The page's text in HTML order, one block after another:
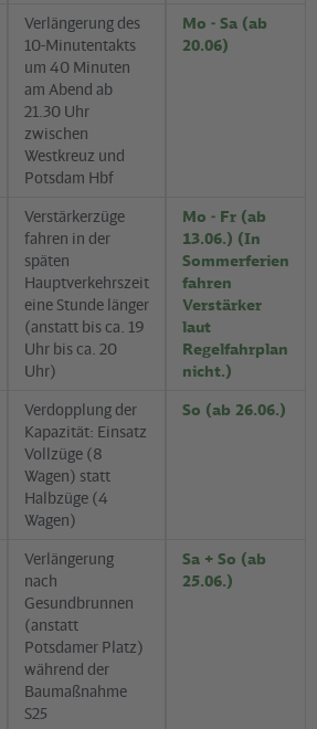
Verlängerung des
10-Minutentakts
um 40 Minuten
am Abend ab
21.30 Uhr
zwischen
Westkreuz und
Potsdam Hbf
Mo - Sa (ab
20.06)
Verstärkerzüge
fahren in der
späten
Hauptverkehrszeit
eine Stunde länger
(anstatt bis ca. 19
Uhr bis ca. 20
Uhr)
Mo - Fr (ab
13.06.) (In
Sommerferien
fahren
Verstärker
laut
Regelfahrplan
nicht.)
Verdopplung der
Kapazität: Einsatz
Vollzüge (8
Wagen) statt
Halbzüge (4
Wagen)
So (ab 26.06.)
Verlängerung
nach
Gesundbrunnen
(anstatt
Potsdamer Platz)
während der
Baumaßnahme
S25
Sa + So (ab
25.06.)